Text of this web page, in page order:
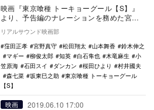
映画『東京喰種 トーキョーグール【S】』
より、予告編のナレーションを務めた宮野
真守のコメントが公開された。 本作は、
2…
リアルサウンド映画部
窪田正孝
宮野真守 松田翔太 山本舞香
鈴木伸之
マギー
柳俊太郎 知英 白石隼也 木竜麻生
小
笠原海
石田スイ ダンカン 桜田ひより
村井國夫
森七菜
坂東巳之助
東京喰種 トーキョーグール
【S】
映画 2019.06.10 17:00